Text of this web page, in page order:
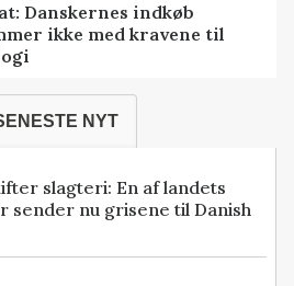
Danskernes indkøb
ikke med kravene til
NYT
slagteri: En af landets
sender nu grisene til Danish